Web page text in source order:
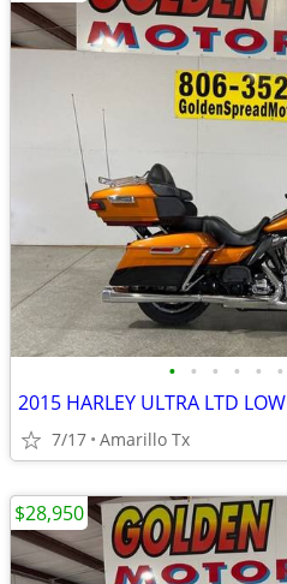
• • • • • •
2015 HARLEY ULTRA LTD LOW
7/17 Amarillo Tx
$28,950